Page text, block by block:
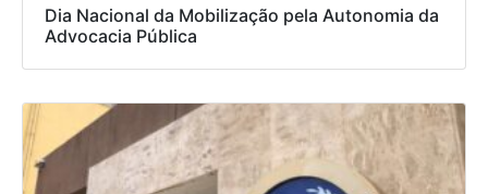
Dia Nacional da Mobilização pela Autonomia da
Advocacia Pública